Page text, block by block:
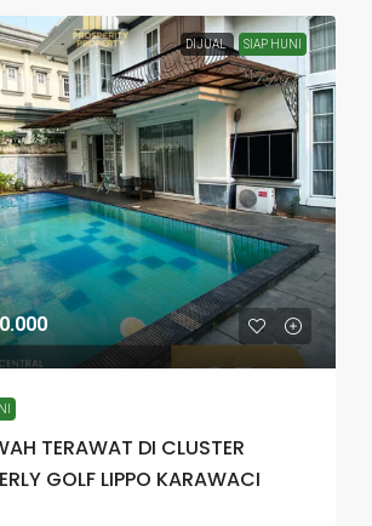
DIJUAL SIAP HUNI
TERAWAT DI CLUSTER
GOLF LIPPO KARAWACI